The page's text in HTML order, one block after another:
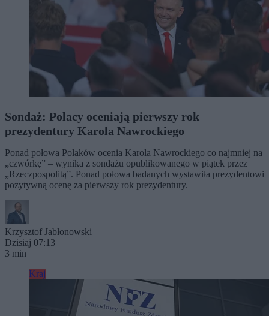
Sondaż: Polacy oceniają pierwszy rok
prezydentury Karola Nawrockiego
Ponad połowa Polaków ocenia Karola Nawrockiego co najmniej na
„czwórkę” – wynika z sondażu opublikowanego w piątek przez
„Rzeczpospolitą”. Ponad połowa badanych wystawiła prezydentowi
pozytywną ocenę za pierwszy rok prezydentury.
Krzysztof Jabłonowski
Dzisiaj 07:13
3 min
Kraj